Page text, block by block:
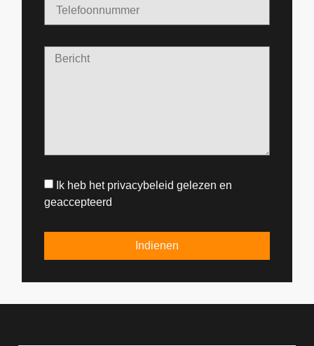
Ik heb het privacybeleid gelezen en
geaccepteerd
Indienen